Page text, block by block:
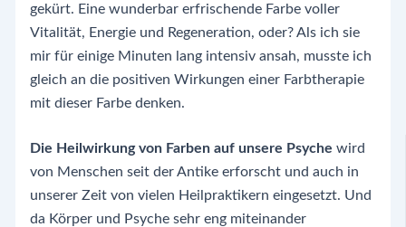
gekürt. Eine wunderbar erfrischende Farbe voller
Vitalität, Energie und Regeneration, oder? Als ich sie
mir für einige Minuten lang intensiv ansah, musste ich
gleich an die positiven Wirkungen einer Farbtherapie
mit dieser Farbe denken.
Die Heilwirkung von Farben auf unsere Psyche wird
von Menschen seit der Antike erforscht und auch in
unserer Zeit von vielen Heilpraktikern eingesetzt. Und
da Körper und Psyche sehr eng miteinander